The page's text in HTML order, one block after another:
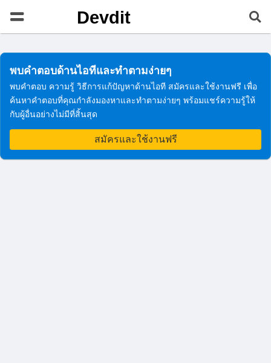
Devdit
พบคำตอบด้านไอทีและทำตามง่ายๆ
พบคำตอบ ความรู้ วิธีการแก้ปัญหาด้านไอที สมัครและใช้งานฟรี เพื่อ
ค้นหาคำตอบที่คุณกำลังมองหาและทำตามง่ายๆ พร้อมแชร์ความรู้ให้
กับผู้อื่นอย่างไม่มีที่สิ้นสุด
สมัครและใช้งานฟรี